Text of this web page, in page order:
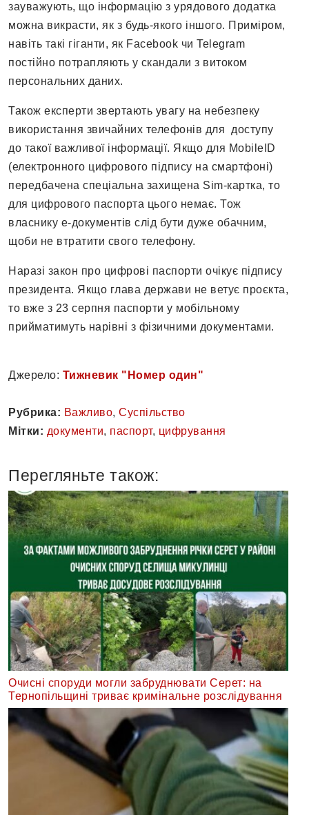
зауважують, що інформацію з урядового додатка
можна викрасти, як з будь-якого іншого. Приміром,
навіть такі гіганти, як Facebook чи Telegram
постійно потрапляють у скандали з витоком
персональних даних.
Також експерти звертають увагу на небезпеку
використання звичайних телефонів для доступу
до такої важливої інформації. Якщо для MobileID
(електронного цифрового підпису на смартфоні)
передбачена спеціальна захищена Sim-картка, то
для цифрового паспорта цього немає. Тож
власнику е-документів слід бути дуже обачним,
щоби не втратити свого телефону.
Наразі закон про цифрові паспорти очікує підпису
президента. Якщо глава держави не ветує проєкта,
то вже з 23 серпня паспорти у мобільному
прийматимуть нарівні з фізичними документами.
Джерело: Тижневик "Номер один"
Рубрика: Важливо, Суспільство
Мітки: документи, паспорт, цифрування
Перегляньте також:
Очисні споруди могли забруднювати Серет: на
Тернопільщині триває кримінальне розслідування